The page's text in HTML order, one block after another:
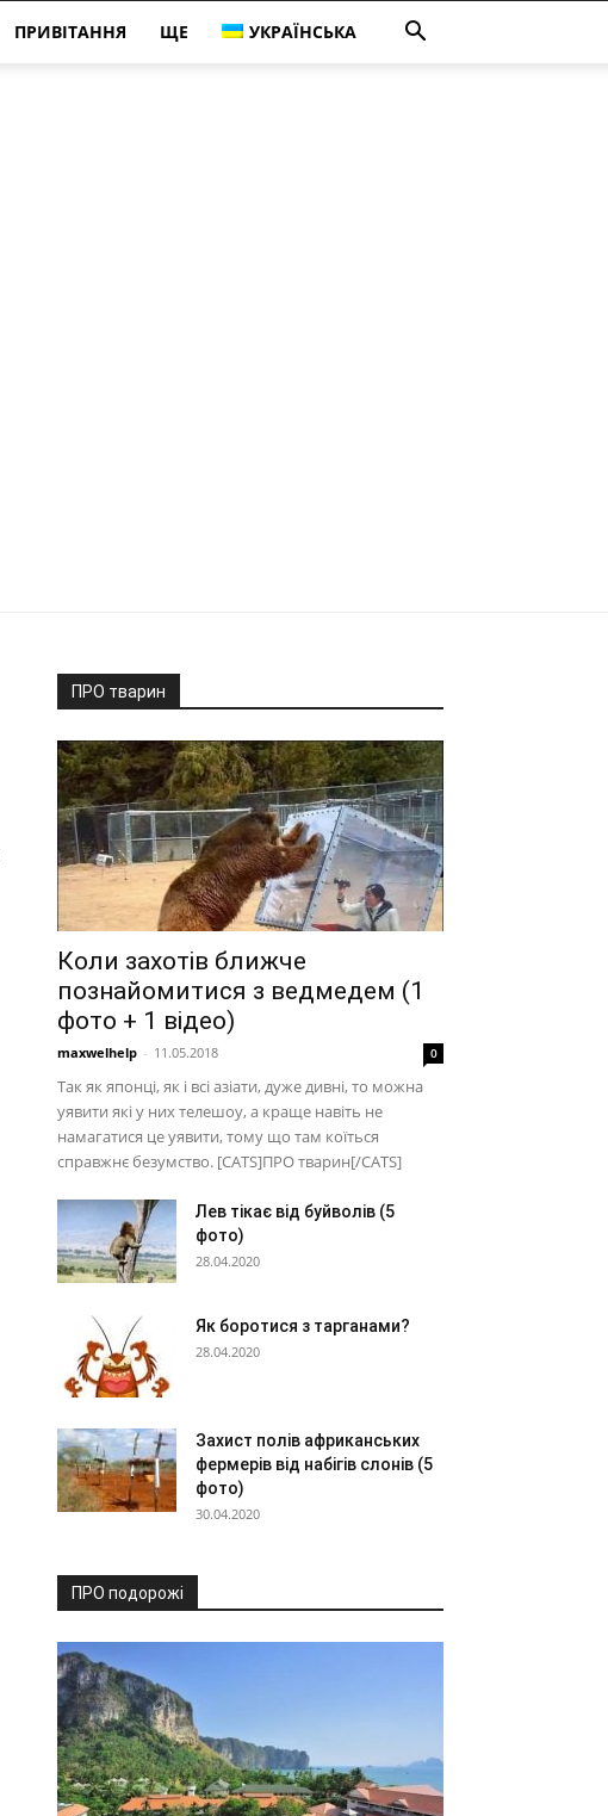
ПРИВІТАННЯ ЩЕ УКРАЇНСЬКА
ПРО тварин
Коли захотів ближче
познайомитися з ведмедем (1
фото + 1 відео)
maxwelhelp - 11.05.2018 0
Так як японці, як і всі азіати, дуже дивні, то можна
уявити які у них телешоу, а краще навіть не
намагатися це уявити, тому що там коїться
справжнє безумство. [CATS]ПРО тварин[/CATS]
Лев тікає від буйволів (5
фото)
28.04.2020
Як боротися з тарганами?
28.04.2020
Захист полів африканських
фермерів від набігів слонів (5
фото)
30.04.2020
ПРО подорожі